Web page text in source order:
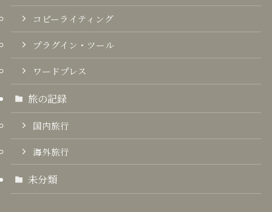
コピーライティング
プラグイン・ツール
ワードプレス
旅の記録
国内旅行
海外旅行
未分類